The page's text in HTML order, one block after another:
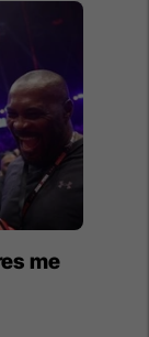
me